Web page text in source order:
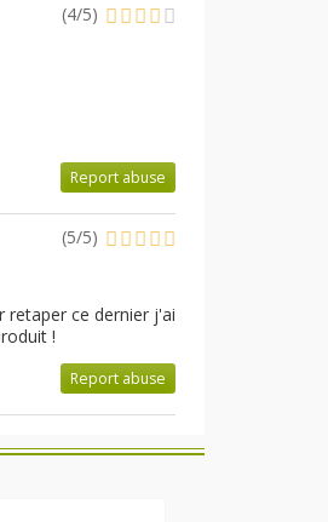
(4/5)
Report abuse
(5/5)
retaper ce dernier j'ai
!
Report abuse